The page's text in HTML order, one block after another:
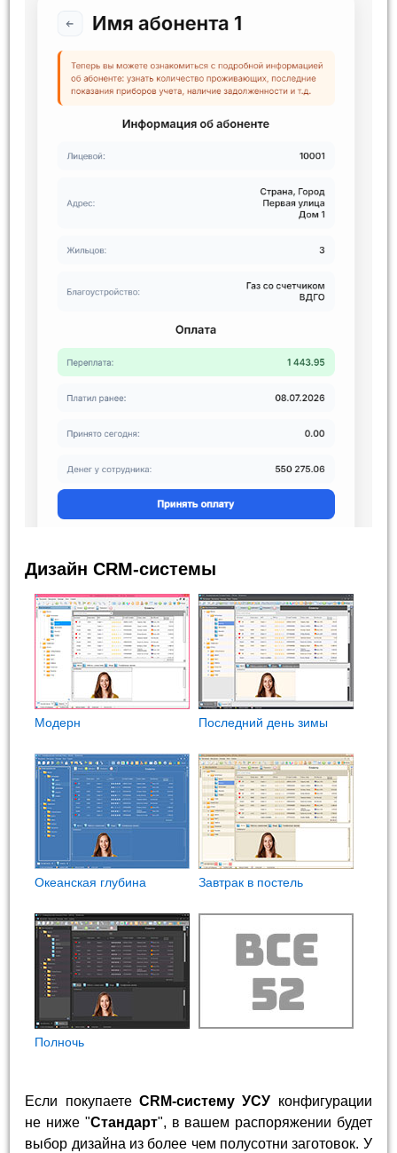
Дизайн CRM-системы
Модерн Последний день зимы
Океанская глубина Завтрак в постель
Полночь
Если покупаете CRM-систему УСУ конфигурации
не ниже "Стандарт", в вашем распоряжении будет
выбор дизайна из более чем полусотни заготовок. У